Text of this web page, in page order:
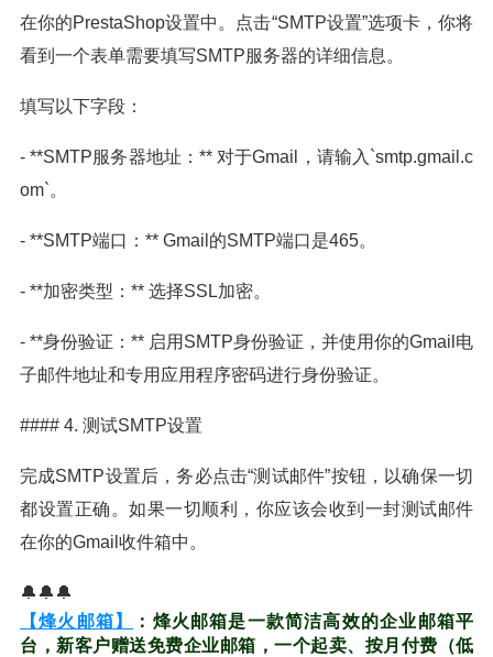
在你的PrestaShop设置中。点击“SMTP设置”选项卡，你将
看到一个表单需要填写SMTP服务器的详细信息。
填写以下字段：
- **SMTP服务器地址：** 对于Gmail，请输入`smtp.gmail.c
om`。
- **SMTP端口：** Gmail的SMTP端口是465。
- **加密类型：** 选择SSL加密。
- **身份验证：** 启用SMTP身份验证，并使用你的Gmail电
子邮件地址和专用应用程序密码进行身份验证。
#### 4. 测试SMTP设置
完成SMTP设置后，务必点击“测试邮件”按钮，以确保一切
都设置正确。如果一切顺利，你应该会收到一封测试邮件
在你的Gmail收件箱中。
🔔🔔🔔
【烽火邮箱】
：烽火邮箱是一款简洁高效的企业邮箱平
台，新客户赠送免费企业邮箱，一个起卖、按月付费（低